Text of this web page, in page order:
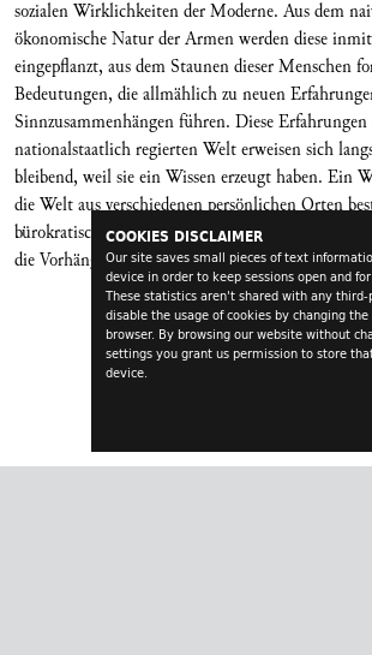
COOKIES DISCLAIMER
Our site saves small pieces of text
device in order to keep sessions open and
These statistics aren't shared with any third-
disable the usage of cookies by changing
browser. By browsing our website without
settings you grant us permission to store
device.
sozialen Wirklichkeiten der Moderne. Aus dem
ökonomische Natur der Armen werden diese
eingepflanzt, aus dem Staunen dieser Menschen
Bedeutungen, die allmählich zu neuen
Sinnzusammenhängen führen. Diese
nationalstaatlich regierten Welt erweisen sich
bleibend, weil sie ein Wissen erzeugt haben. Ein
die Welt aus verschiedenen persönlichen Orten
bürokratischen Grenzen. Wir Menschen sind
die Vorhänge, egal ob sie eisern oder golden sind.